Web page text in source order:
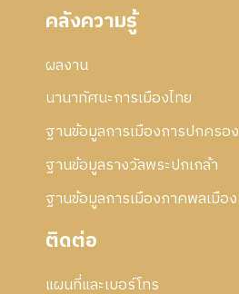
คลังความรู้
ผลงาน
นานาทัศนะการเมืองไทย
ฐานข้อมูลการเมืองการปกครอง
ฐานข้อมูลรางวัลพระปกเกล้า
ฐานข้อมูลการเมืองภาคพลเมือง
ติดต่อ
แผนที่และเบอร์โทร